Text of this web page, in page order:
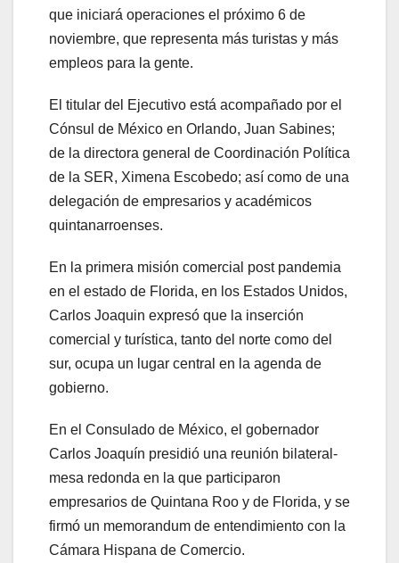
que iniciará operaciones el próximo 6 de
noviembre, que representa más turistas y más
empleos para la gente.
El titular del Ejecutivo está acompañado por el
Cónsul de México en Orlando, Juan Sabines;
de la directora general de Coordinación Política
de la SER, Ximena Escobedo; así como de una
delegación de empresarios y académicos
quintanarroenses.
En la primera misión comercial post pandemia
en el estado de Florida, en los Estados Unidos,
Carlos Joaquin expresó que la inserción
comercial y turística, tanto del norte como del
sur, ocupa un lugar central en la agenda de
gobierno.
En el Consulado de México, el gobernador
Carlos Joaquín presidió una reunión bilateral-
mesa redonda en la que participaron
empresarios de Quintana Roo y de Florida, y se
firmó un memorandum de entendimiento con la
Cámara Hispana de Comercio.